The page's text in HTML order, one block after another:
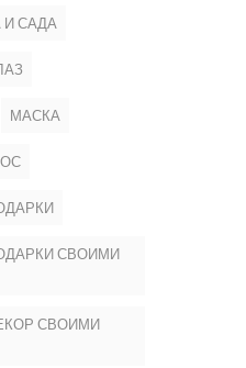
САДА
МАСКА
СВОИМИ
СВОИМИ